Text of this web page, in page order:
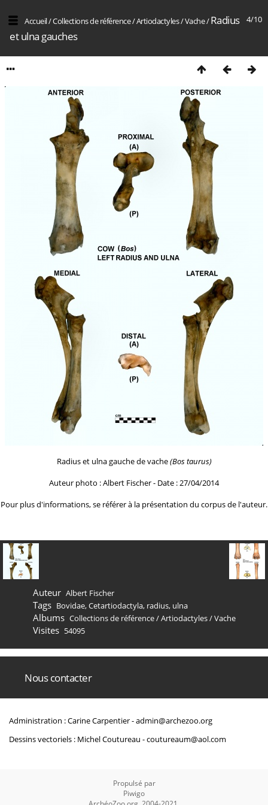
4/10
Accueil/Collections de référence/Artiodactyles/Vache/Radius
et ulna gauches
Radius et ulna gauche de vache(Bos taurus)
Auteur photo : Albert Fischer - Date : 27/04/2014
Pour plus d'informations, se référer à la présentation du corpus de l'auteur.
Auteur Albert Fischer
Tags Bovidae,Cetartiodactyla, radius, ulna
Albums Collections de référence/Artiodactyles/Vache
Visites 54095
Nous contacter
Administration : Carine Carpentier -admin@archezoo.org
Dessins vectoriels : Michel Coutureau -coutureaum@aol.com
Propulsé par
Piwigo